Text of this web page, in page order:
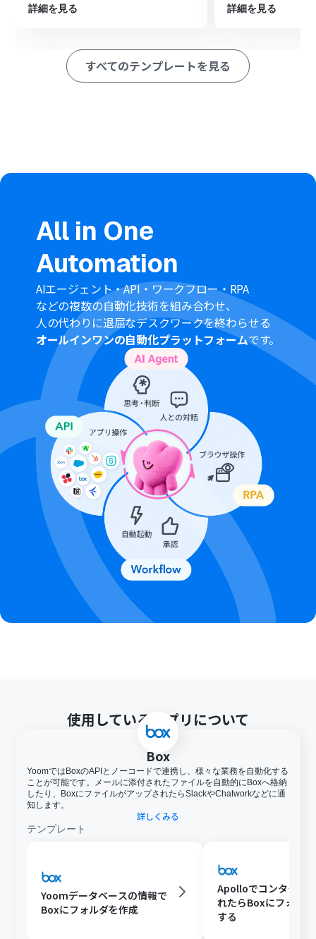
る」アクションを設定し、Boxから取得したファイル情報
ペレーション」：トリガー起動後、フロー内で処理を行うアク
フォルダのIDを任意で設定してください。
Notionにレコードを追加する際、データベースにBoxか
ら取得したファイル名やURLなどの情報を任意で追加で
きます。
■注意事項
Box、NotionのそれぞれとYoomを連携してください。
詳細を見る 詳細を見る
すべてのテンプレートを見る
All in One
Automation
AIエージェント・API・ワークフロー・RPA
などの複数の自動化技術を組み合わせ、
人の代わりに退屈なデスクワークを終わらせる
オールインワンの自動化プラットフォームです。
使用しているアプリについて
Box
YoomではBoxのAPIとノーコードで連携し、様々な業務を自動化する
ことが可能です。メールに添付されたファイルを自動的にBoxへ格納
したり、BoxにファイルがアップされたらSlackやChatworkなどに通
知します。
詳しくみる
テンプレート
Yoomデータベースの情報で
Boxにフォルダを作成
Apolloでコンタクト
れたらBoxにフォル
する